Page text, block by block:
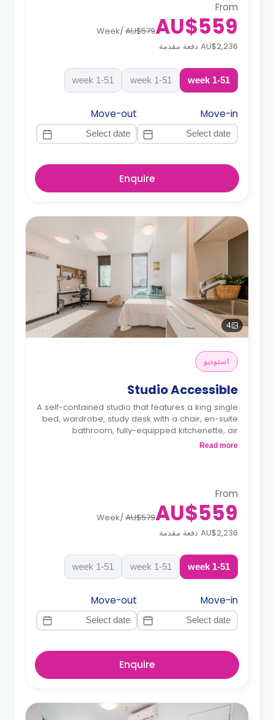
From
AU$559
AU$579
/
Week
AU$2,236 دفعة مقدمة
1-51 week
1-51 week
1-51 week
Move-in
Move-out
Enquire
4
استوديو
Studio Accessible
A self-contained studio that features a king single
bed, wardrobe, study desk with a chair, en-suite
bathroom, fully-equipped kitchenette, air
conditioning, and heating.
Read more
From
AU$559
AU$579
/
Week
AU$2,236 دفعة مقدمة
1-51 week
1-51 week
1-51 week
Move-in
Move-out
Enquire